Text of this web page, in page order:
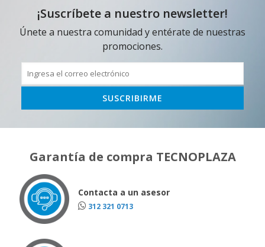
¡Suscríbete a nuestro newsletter!
Únete a nuestra comunidad y entérate de nuestras
promociones.
Garantía de compra TECNOPLAZA
Contacta a un asesor
312 321 0713